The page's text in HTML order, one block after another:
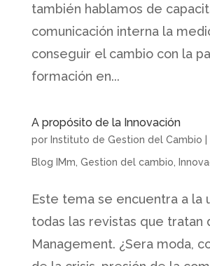
también hablamos de
comunicación interna la
conseguir el cambio con la
formación en...
A propósito de la Innovación
por Instituto de Gestion del Cambio
Blog IMm Gestion del cambio
Este tema se encuentra a la
todas las revistas que tratan
Management. ¿Sera moda,